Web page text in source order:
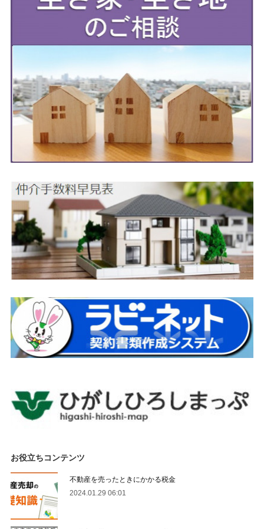
お役立ちコンテンツ
不動産を売ったときにかかる税金
2024.01.29 06:01